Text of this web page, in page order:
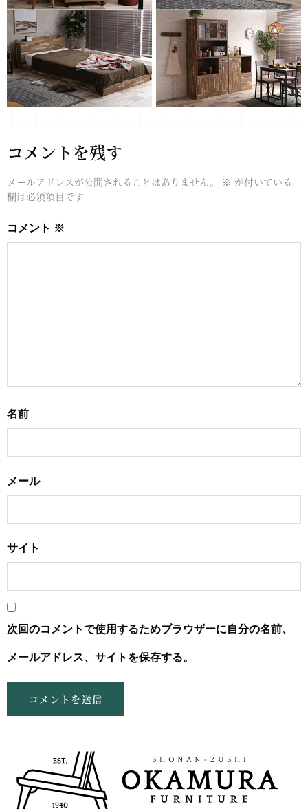
コメントを残す
メールアドレスが公開されることはありません。 ※ が付いている
欄は必須項目です
コメント ※
名前
メール
サイト
次回のコメントで使用するためブラウザーに自分の名前、
メールアドレス、サイトを保存する。